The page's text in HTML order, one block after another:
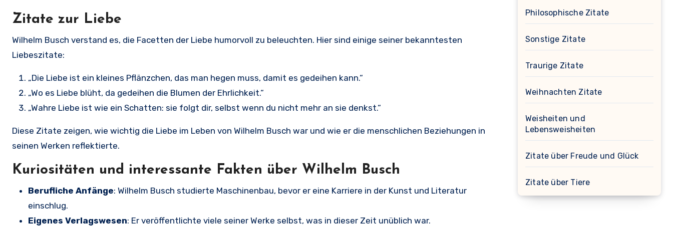
Zitate zur Liebe
Wilhelm Busch verstand es, die Facetten der Liebe humorvoll zu beleuchten. Hier sind einige seiner bekanntesten
Liebeszitate:
„Die Liebe ist ein kleines Pflänzchen, das man hegen muss, damit es gedeihen kann.“
„Wo es Liebe blüht, da gedeihen die Blumen der Ehrlichkeit.“
„Wahre Liebe ist wie ein Schatten: sie folgt dir, selbst wenn du nicht mehr an sie denkst.“
Diese Zitate zeigen, wie wichtig die Liebe im Leben von Wilhelm Busch war und wie er die menschlichen Beziehungen in
seinen Werken reflektierte.
Kuriositäten und interessante Fakten über Wilhelm Busch
Berufliche Anfänge: Wilhelm Busch studierte Maschinenbau, bevor er eine Karriere in der Kunst und Literatur
einschlug.
Eigenes Verlagswesen: Er veröffentlichte viele seiner Werke selbst, was in dieser Zeit unüblich war.
Philosophische Zitate
Sonstige Zitate
Traurige Zitate
Weihnachten Zitate
Weisheiten und
Lebensweisheiten
Zitate über Freude und Glück
Zitate über Tiere